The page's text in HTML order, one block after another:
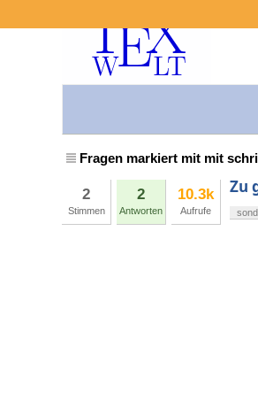
Fragen markiert mit mit
2
Stimmen
2
Antworten
10.3k
Aufrufe
Zu